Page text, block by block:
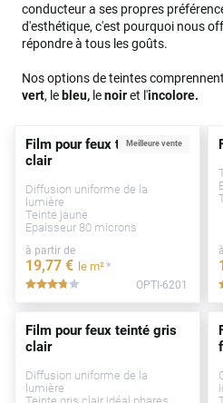
conducteur a ses propres
d'esthétique, c'est pourquoi nous
répondre à tous les goûts.
Nos options de teintes
vert, le bleu, lenoiret l'incolore.
Meilleure vente
Film pour feux teinté jaune
clair
Diffusion uniforme de la
lumière
Teinte jaune
Epaisseur 80 microns
à partir de
19,77 € le m²*
***** OPTI-6201
Film pour feux teinté gris
clair
Diffusion uniforme de la
lumière